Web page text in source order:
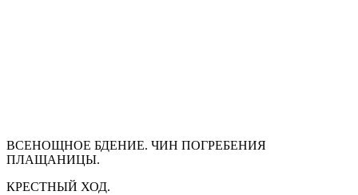
ВСЕНОЩНОЕ БДЕНИЕ. ЧИН ПОГРЕБЕНИЯ
ПЛАЩАНИЦЫ.
КРЕСТНЫЙ ХОД.